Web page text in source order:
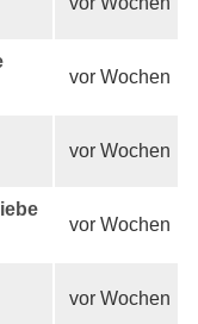
vor Wochen
vor Wochen
vor Wochen
vor Wochen